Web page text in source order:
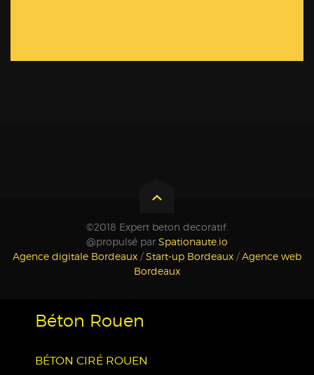
©2018 Expert beton decoratif.
@propulsé par Spationaute.io
Agence digitale Bordeaux /Start-up Bordeaux /Agence web
Bordeaux
Béton Rouen
BÉTON CIRÉ ROUEN